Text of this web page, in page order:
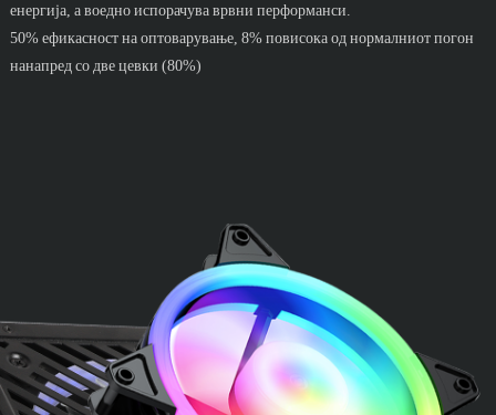
енергија, а воедно испорачува врвни перформанси.
50% ефикасност на оптоварување, 8% повисока од нормалниот погон
нанапред со две цевки (80%)